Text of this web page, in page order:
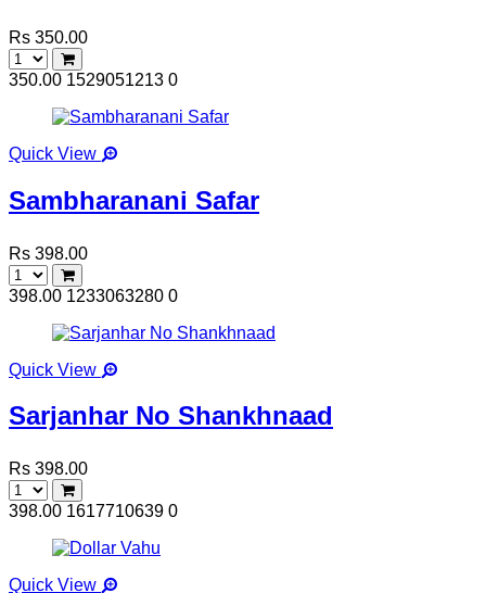
Rs 350.00
350.00 1529051213 0
Quick View
Sambharanani Safar
Rs 398.00
398.00 1233063280 0
Quick View
Sarjanhar No Shankhnaad
Rs 398.00
398.00 1617710639 0
Quick View